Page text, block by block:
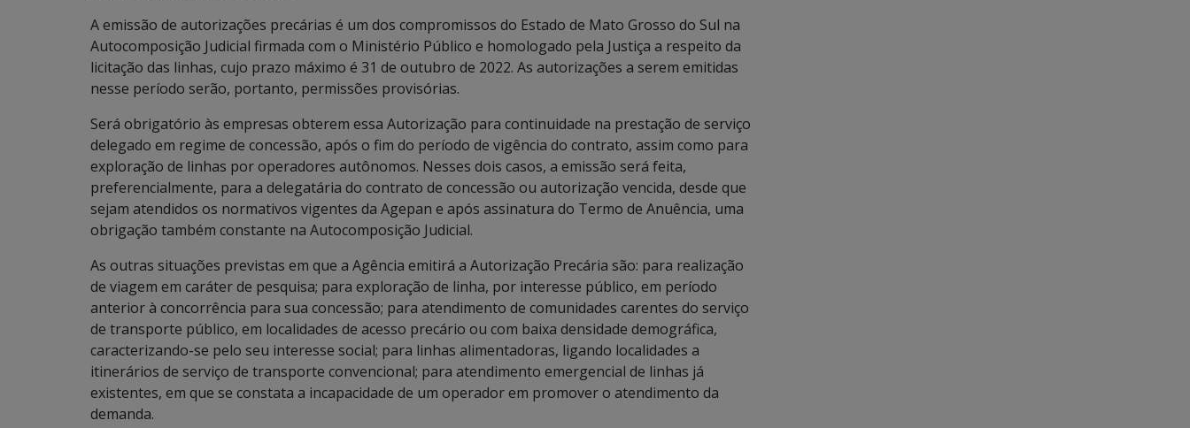
A emissão de autorizações precárias é um dos compromissos do Estado de Mato Grosso do Sul na
Autocomposição Judicial firmada com o Ministério Público e homologado pela Justiça a respeito da
licitação das linhas, cujo prazo máximo é 31 de outubro de 2022. As autorizações a serem emitidas
nesse período serão, portanto, permissões provisórias.
Será obrigatório às empresas obterem essa Autorização para continuidade na prestação de serviço
delegado em regime de concessão, após o fim do período de vigência do contrato, assim como para
exploração de linhas por operadores autônomos. Nesses dois casos, a emissão será feita,
preferencialmente, para a delegatária do contrato de concessão ou autorização vencida, desde que
sejam atendidos os normativos vigentes da Agepan e após assinatura do Termo de Anuência, uma
obrigação também constante na Autocomposição Judicial.
As outras situações previstas em que a Agência emitirá a Autorização Precária são: para realização
de viagem em caráter de pesquisa; para exploração de linha, por interesse público, em período
anterior à concorrência para sua concessão; para atendimento de comunidades carentes do serviço
de transporte público, em localidades de acesso precário ou com baixa densidade demográfica,
caracterizando-se pelo seu interesse social; para linhas alimentadoras, ligando localidades a
itinerários de serviço de transporte convencional; para atendimento emergencial de linhas já
existentes, em que se constata a incapacidade de um operador em promover o atendimento da
demanda.